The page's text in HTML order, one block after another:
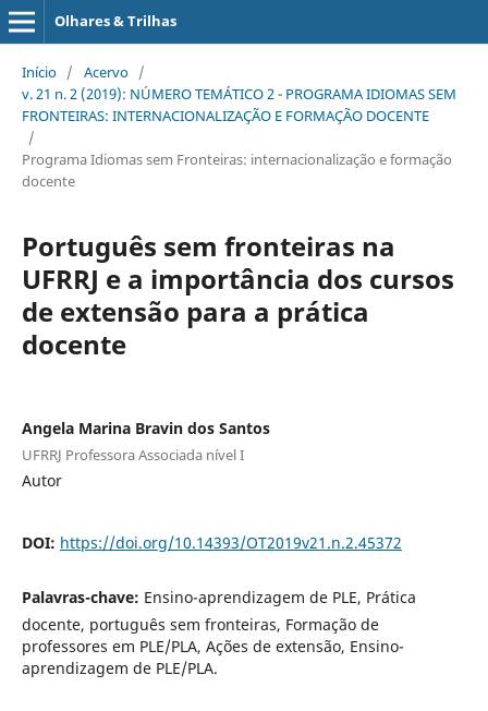
Olhares & Trilhas
Início / Acervo /
v. 21 n. 2 (2019): NÚMERO TEMÁTICO 2 - PROGRAMA IDIOMAS SEM
FRONTEIRAS: INTERNACIONALIZAÇÃO E FORMAÇÃO DOCENTE
/
Programa Idiomas sem Fronteiras: internacionalização e formação
docente
Português sem fronteiras na
UFRRJ e a importância dos cursos
de extensão para a prática
docente
Angela Marina Bravin dos Santos
UFRRJ Professora Associada nível I
Autor
DOI: https://doi.org/10.14393/OT2019v21.n.2.45372
Palavras-chave: Ensino-aprendizagem de PLE, Prática
docente, português sem fronteiras, Formação de
professores em PLE/PLA, Ações de extensão, Ensino-
aprendizagem de PLE/PLA.